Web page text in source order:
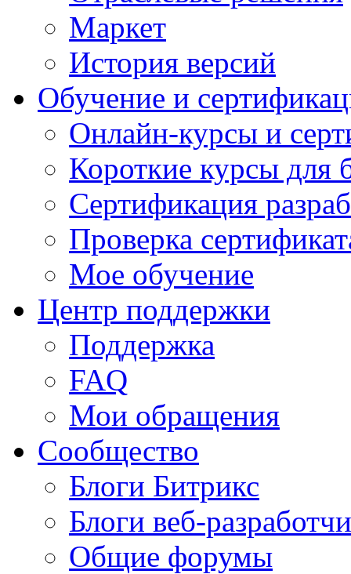
Маркет
История версий
Обучение и
Онлайн-курсы и
Короткие курсы для
Сертификация
Проверка
Мое обучение
Центр поддержки
Поддержка
FAQ
Мои обращения
Сообщество
Блоги Битрикс
Блоги веб-
Общие форумы